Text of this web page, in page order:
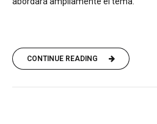
CONTINUE READING